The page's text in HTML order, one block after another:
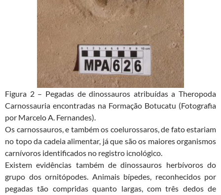
Figura 2 – Pegadas de dinossauros atribuídas a Theropoda
Carnossauria encontradas na Formação Botucatu (Fotografia
por Marcelo A. Fernandes).
Os carnossauros, e também os coelurossaros, de fato estariam
no topo da cadeia alimentar, já que são os maiores organismos
carnívoros identificados no registro icnológico.
Existem evidências também de dinossauros herbívoros do
grupo dos ornitópodes. Animais bípedes, reconhecidos por
pegadas tão compridas quanto largas, com três dedos de